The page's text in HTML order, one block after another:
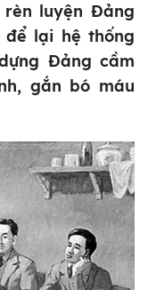
luyện Đảng
để lại hệ thống
Đảng cầm
gắn bó máu